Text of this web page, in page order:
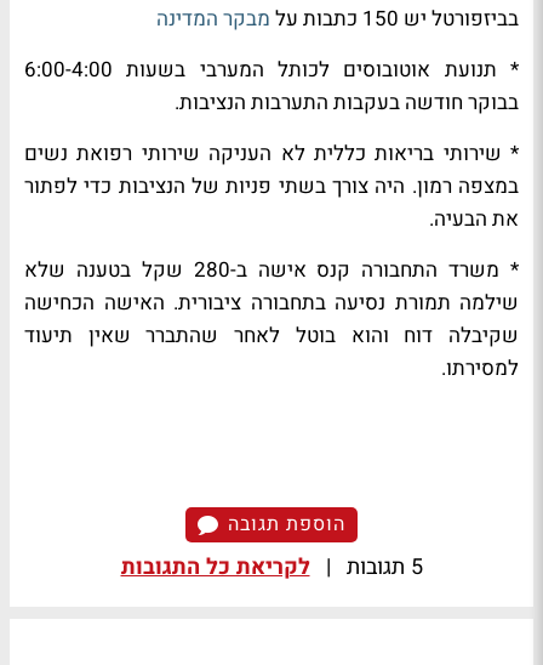
בביזפורטל יש 150 כתבות על
מבקר המדינה
* תנועת אוטובוסים לכותל המערבי בשעות 6:00-4:00
בבוקר חודשה בעקבות התערבות הנציבות.
* שירותי בריאות כללית לא העניקה שירותי רפואת נשים
במצפה רמון. היה צורך בשתי פניות של הנציבות כדי לפתור
את הבעיה.
* משרד התחבורה קנס אישה ב-280 שקל בטענה שלא
שילמה תמורת נסיעה בתחבורה ציבורית. האישה הכחישה
שקיבלה דוח והוא בוטל לאחר שהתברר שאין תיעוד
למסירתו.
הוספת תגובה
5 תגובות | לקריאת כל התגובות